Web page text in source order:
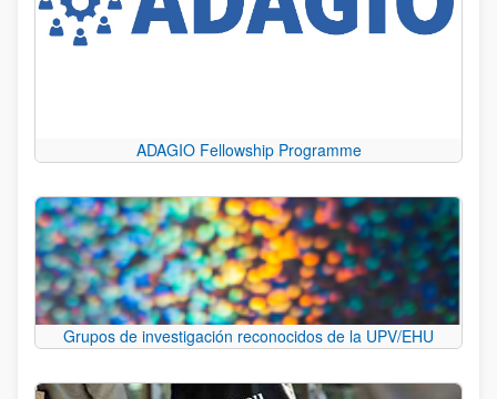
ADAGIO Fellowship Programme
Grupos de investigación reconocidos de la UPV/EHU